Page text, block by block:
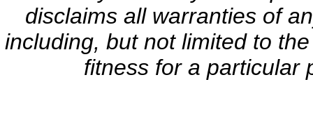
disclaims all warranties of
including, but not limited to
fitness for a particular